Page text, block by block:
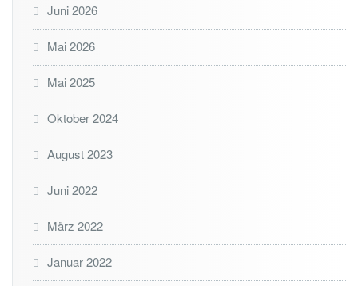
Juni 2026
Mai 2026
Mai 2025
Oktober 2024
August 2023
Juni 2022
März 2022
Januar 2022